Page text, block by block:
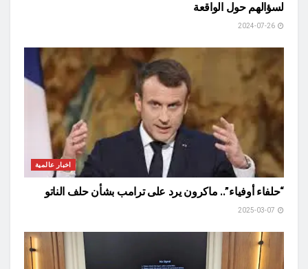
لسؤالهم حول الواقعة
اخبار عالمية
“حلفاء أوفياء”.. ماكرون يرد على ترامب بشأن حلف الناتو